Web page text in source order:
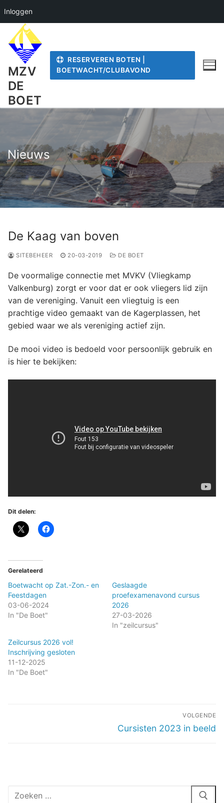
Inloggen
naar
inhoud
MZV
DE
BOET
RESERVEREN BOTEN |
BOETWACHT/CLUBAVOND
Nieuws
De Kaag van boven
SITEBEHEER 20-03-2019 DE BOET
De voormalige connectie met MVKV (Vliegkamp
Valkenburg) zorgt er voor dat er ook vliegers lid zijn
van de vereniging. Vanuit een vliegtuig is een
prachtige video gemaakt van de Kagerplassen, het
gebied waar we als vereniging actief zijn.
De mooi video is bedoeld voor persoonlijk gebruik en
is hier te bekijken:
Dit delen:
Gerelateerd
Boetwacht op Zat.-Zon.- en
Feestdagen
03-06-2024
In "De Boet"
Geslaagde
proefexamenavond cursus
2026
27-03-2026
In "zeilcursus"
Zeilcursus 2026 vol!
Inschrijving gesloten
11-12-2025
In "De Boet"
VOLGENDE
Volgend
Cursisten 2023 in beeld
Zoeken